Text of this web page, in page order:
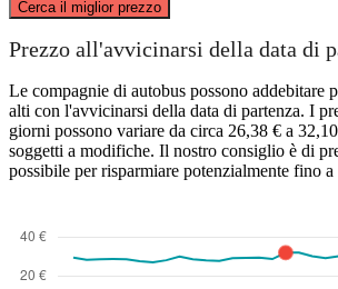
Cerca il miglior prezzo
Prezzo all'avvicinarsi della data di
Le compagnie di autobus possono addebitare
alti con l'avvicinarsi della data di partenza. I
giorni possono variare da circa 26,38 € a
soggetti a modifiche. Il nostro consiglio è di
possibile per risparmiare potenzialmente fino